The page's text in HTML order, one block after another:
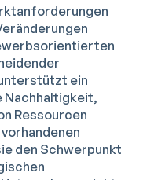
ein
Nachhaltigkeit,
Ressourcen
den Schwerpunkt